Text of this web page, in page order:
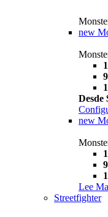
new
Desde
new
Lee
Streetfighter